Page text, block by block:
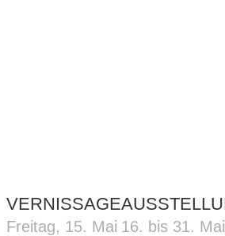
VERNISSAGE
Freitag, 15. Mai 16. bis 31.